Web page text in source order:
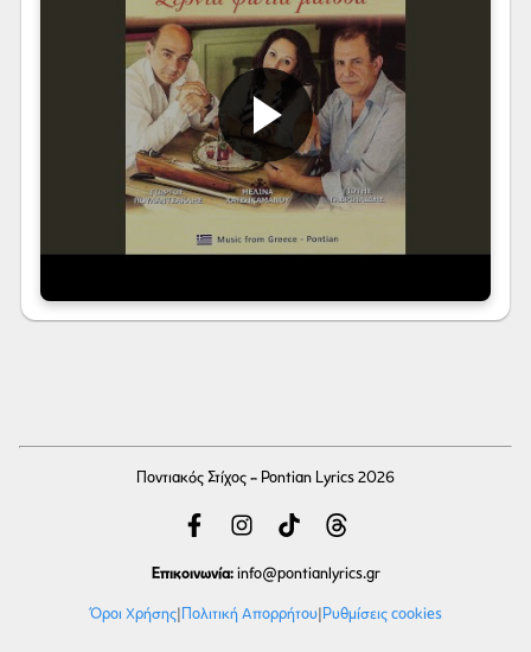
Ποντιακός Στίχος - Pontian Lyrics 2026
Επικοινωνία: info@pontianlyrics.gr
Όροι Χρήσης| Πολιτική Απορρήτου| Ρυθμίσεις cookies